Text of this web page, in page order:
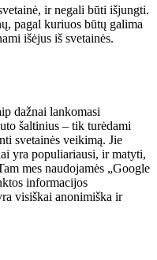
ir negali būti išjungti.
pagal kuriuos būtų galima
išėjus iš svetainės.
dažnai lankomasi
šaltinius – tik turėdami
svetainės veikimą. Jie
yra populiariausi, ir matyti,
mes naudojamės „Google
informacijos
visiškai anonimiška ir